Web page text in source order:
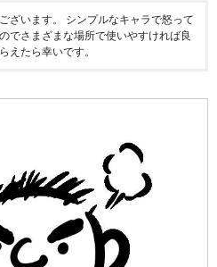
ざいます。 シンプルなキャラで怒って
でさまざまな場所で使いやすければ良
えたら幸いです。